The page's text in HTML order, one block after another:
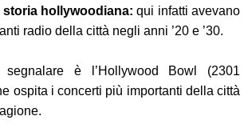
hollywoodiana: qui infatti avevano
radio della città negli anni ’20 e ’30.
è l’Hollywood Bowl (2301
ospita i concerti più importanti della città